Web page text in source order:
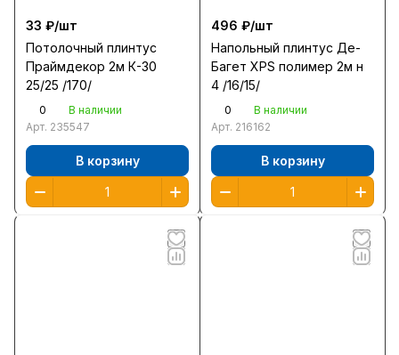
33 ₽/шт
Потолочный плинтус
Праймдекор 2м К-30
25/25 /170/
0
В наличии
Арт. 235547
В корзину
496 ₽/шт
Напольный плинтус Де-
Багет XPS полимер 2м н
4 /16/15/
0
В наличии
Арт. 216162
В корзину